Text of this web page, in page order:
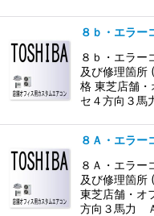
８ｂ・エラー
８ｂ・エラー
及び修理箇所
格 東芝店舗・
セ４方向３
８Ａ・エラー
８Ａ・エラー
及び修理箇所
東芝店舗・オ
方向３馬力